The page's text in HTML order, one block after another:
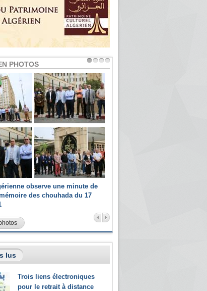
PHOTOS
observe une minute de
des chouhada du 17
lus
Trois liens électroniques
pour le retrait à distance